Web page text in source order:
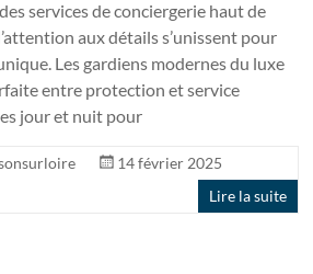
services de conciergerie haut de
aux détails s’unissent pour
Les gardiens modernes du luxe
entre protection et service
jour et nuit pour
14 février 2025
Lire la suite